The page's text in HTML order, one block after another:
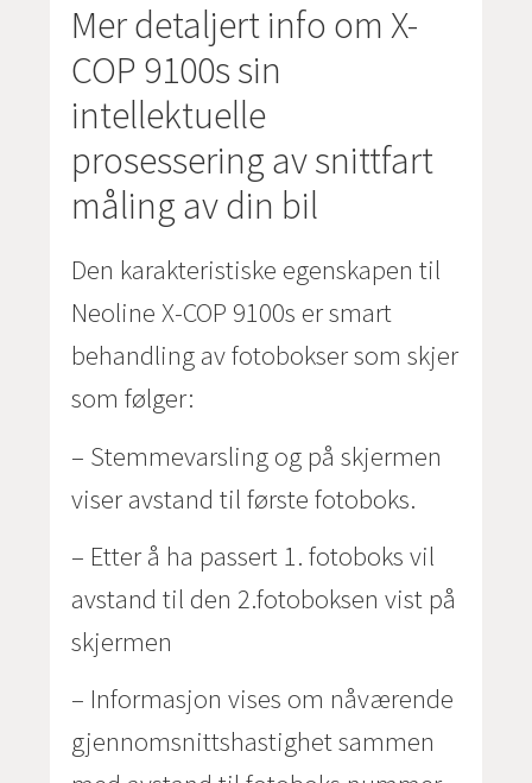
Mer detaljert info om X-
COP 9100s sin
intellektuelle
prosessering av snittfart
måling av din bil
Den karakteristiske egenskapen til
Neoline X-COP 9100s er smart
behandling av fotobokser som skjer
som følger:
– Stemmevarsling og på skjermen
viser avstand til første fotoboks.
– Etter å ha passert 1. fotoboks vil
avstand til den 2.fotoboksen vist på
skjermen
– Informasjon vises om nåværende
gjennomsnittshastighet sammen